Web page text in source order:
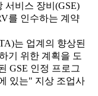
서비스 장비(GSE)
를 인수하는 계약
는 업계의 향상된
기 위한 계획을 도
GSE 인정 프로그
있는" 지상 조업사